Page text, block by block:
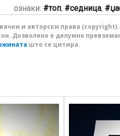
ознаки: топ, седница,
и авторски права (copyright).
Дозволено е делумно
што се цитира.